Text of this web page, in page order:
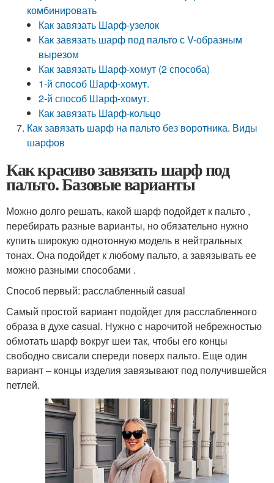
комбинировать
Как завязать Шарф-узелок
Как завязать шарф под пальто с V-образным
вырезом
Как завязать Шарф-хомут (2 способа)
1-й способ Шарф-хомут.
2-й способ Шарф-хомут.
Как завязать Шарф-кольцо
Как завязать шарф на пальто без воротника. Виды
шарфов
Как красиво завязать шарф под
пальто. Базовые варианты
Можно долго решать, какой шарф подойдет к пальто ,
перебирать разные варианты, но обязательно нужно
купить широкую однотонную модель в нейтральных
тонах. Она подойдет к любому пальто, а завязывать ее
можно разными способами .
Способ первый: расслабленный casual
Самый простой вариант подойдет для расслабленного
образа в духе casual. Нужно с нарочитой небрежностью
обмотать шарф вокруг шеи так, чтобы его концы
свободно свисали спереди поверх пальто. Еще один
вариант – концы изделия завязывают под получившейся
петлей.